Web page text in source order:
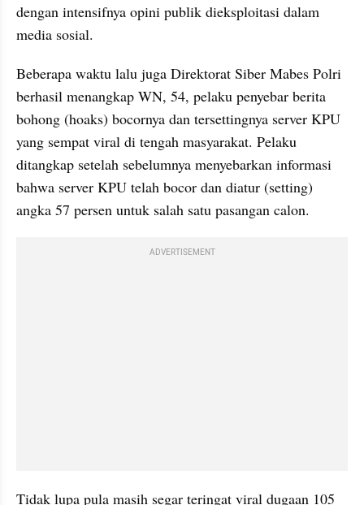
dengan intensifnya opini publik dieksploitasi dalam
media sosial.
Beberapa waktu lalu juga Direktorat Siber Mabes Polri
berhasil menangkap WN, 54, pelaku penyebar berita
bohong (hoaks) bocornya dan tersettingnya server KPU
yang sempat viral di tengah masyarakat. Pelaku
ditangkap setelah sebelumnya menyebarkan informasi
bahwa server KPU telah bocor dan diatur (setting)
angka 57 persen untuk salah satu pasangan calon.
ADVERTISEMENT
Tidak lupa pula masih segar teringat viral dugaan 105